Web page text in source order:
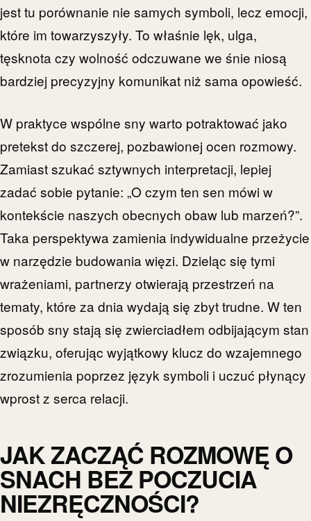
jest tu porównanie nie samych symboli, lecz emocji,
które im towarzyszyły. To właśnie lęk, ulga,
tęsknota czy wolność odczuwane we śnie niosą
bardziej precyzyjny komunikat niż sama opowieść.
W praktyce wspólne sny warto potraktować jako
pretekst do szczerej, pozbawionej ocen rozmowy.
Zamiast szukać sztywnych interpretacji, lepiej
zadać sobie pytanie: „O czym ten sen mówi w
kontekście naszych obecnych obaw lub marzeń?”.
Taka perspektywa zamienia indywidualne przeżycie
w narzędzie budowania więzi. Dzieląc się tymi
wrażeniami, partnerzy otwierają przestrzeń na
tematy, które za dnia wydają się zbyt trudne. W ten
sposób sny stają się zwierciadłem odbijającym stan
związku, oferując wyjątkowy klucz do wzajemnego
zrozumienia poprzez język symboli i uczuć płynący
wprost z serca relacji.
JAK ZACZĄĆ ROZMOWĘ O
SNACH BEZ POCZUCIA
NIEZRĘCZNOŚCI?